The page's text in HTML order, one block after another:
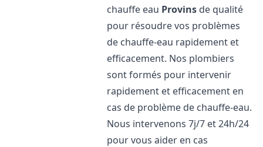
chauffe eau Provins de qualité
pour résoudre vos problèmes
de chauffe-eau rapidement et
efficacement. Nos plombiers
sont formés pour intervenir
rapidement et efficacement en
cas de problème de chauffe-eau.
Nous intervenons 7j/7 et 24h/24
pour vous aider en cas